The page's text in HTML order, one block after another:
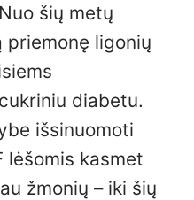
šių metų
priemonę ligonių
diabetu.
išsinuomoti
lėšomis kasmet
žmonių – iki šių